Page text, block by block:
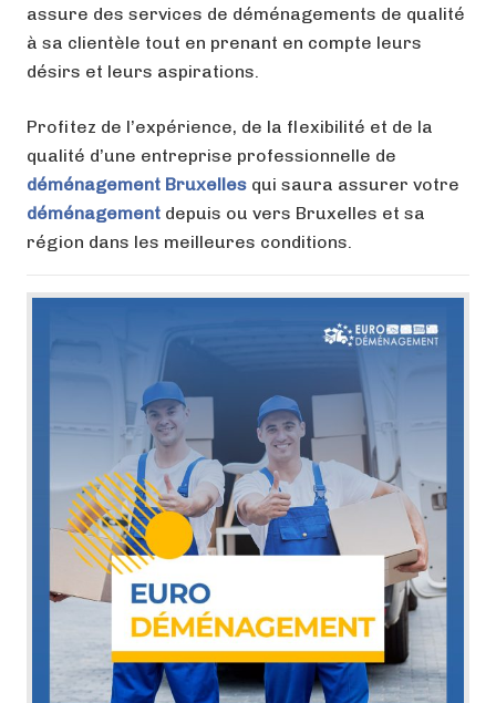
assure des services de déménagements de qualité
à sa clientèle tout en prenant en compte leurs
désirs et leurs aspirations.
Profitez de l’expérience, de la flexibilité et de la
qualité d’une entreprise professionnelle de
déménagement Bruxelles qui saura assurer votre
déménagement depuis ou vers Bruxelles et sa
région dans les meilleures conditions.